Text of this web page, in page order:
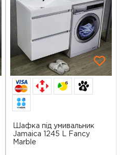
6
Шафка під умивальник
Jamaica 1245 L Fancy
Marble